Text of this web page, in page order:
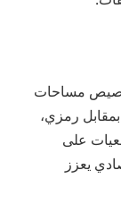
مساحات
رمزي،
على
يعزز